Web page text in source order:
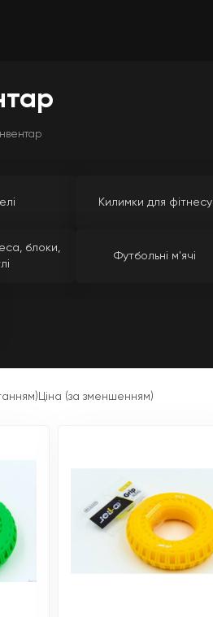
Килимки для фітнесу
блоки,
Футбольні м'ячі
Ціна (за зменшенням)